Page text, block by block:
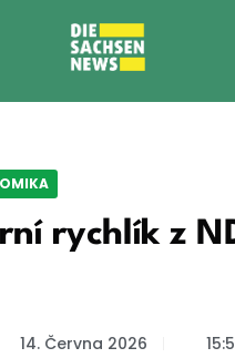
rychlík z
14. Června 2026